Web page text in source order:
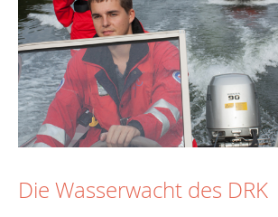
Die Wasserwacht des DRK